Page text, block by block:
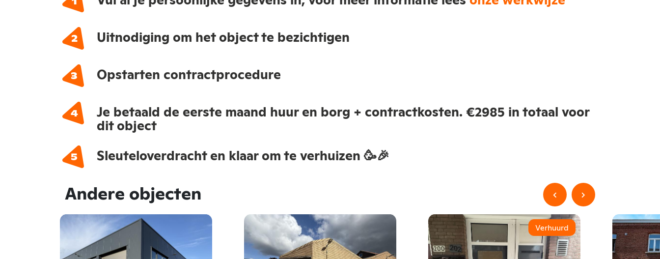
Uitnodiging om het object te bezichtigen
Opstarten contractprocedure
Je betaald de eerste maand huur en borg + contractkosten. €2985 in totaal voor
dit object
Sleuteloverdracht en klaar om te verhuizen 🥳🎉
Andere objecten
Verhuurd